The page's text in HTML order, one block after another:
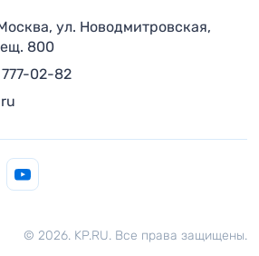
ул. Новодмитровская,
800
777-02-82
© 2026. KP.RU. Все права защищены.